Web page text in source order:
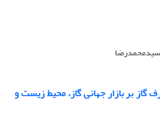
گاز بر بازار جهانی گاز، محیط زیست و